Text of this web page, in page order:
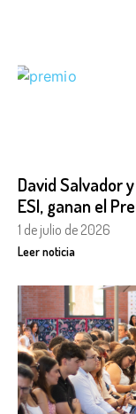
David Salvador
ESI, ganan el
1 de julio de 2026
Leer noticia